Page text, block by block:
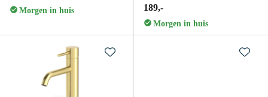
Morgen in huis 189,-
Morgen in huis